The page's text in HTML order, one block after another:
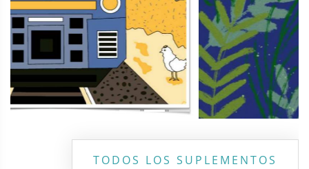
TODOS LOS SUPLEMENTOS